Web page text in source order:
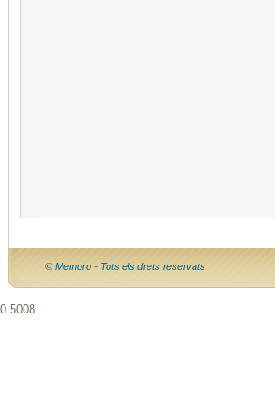
© Memoro - Tots els drets reservats
0.5008